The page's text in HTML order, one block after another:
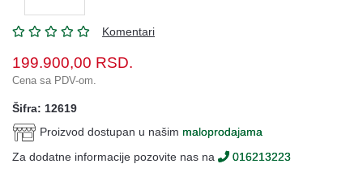
Komentari
199.900,00 RSD.
Cena sa PDV-om.
Šifra: 12619
Proizvod dostupan u našim maloprodajama
Za dodatne informacije pozovite nas na
016213223